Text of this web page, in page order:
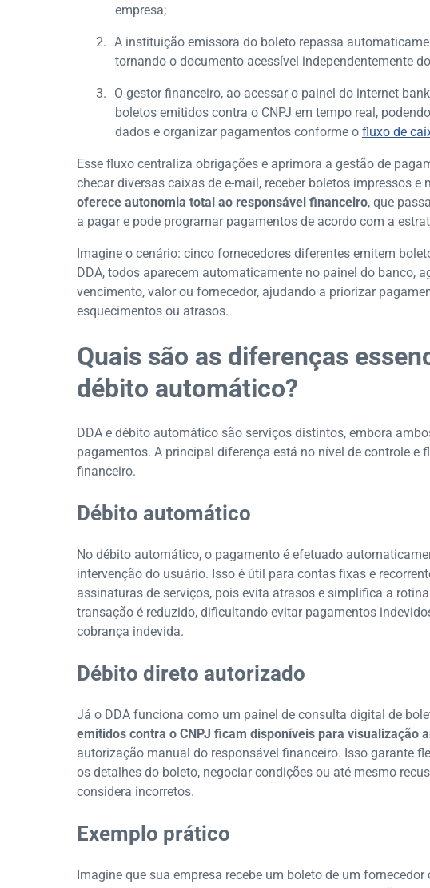
empresa;
2. A instituição emissora do boleto repassa
tornando o documento acessível independentemente
3.
O gestor financeiro, ao acessar o painel do internet
boletos emitidos contra o CNPJ em tempo real,
dados e organizar pagamentos conforme o fluxo de
Esse fluxo centraliza obrigações e aprimora a gestão de
checar diversas caixas de e-mail, receber boletos impressos e
oferece autonomia total ao responsável financeiro, que
a pagar e pode programar pagamentos de acordo com a
Imagine o cenário: cinco fornecedores diferentes emitem
DDA, todos aparecem automaticamente no painel do banco,
vencimento, valor ou fornecedor, ajudando a priorizar
esquecimentos ou atrasos.
Quais são as diferenças
débito automático?
DDA e débito automático são serviços distintos, embora
pagamentos. A principal diferença está no nível de controle e
financeiro.
Débito automático
No débito automático, o pagamento é efetuado
intervenção do usuário. Isso é útil para contas fixas e
assinaturas de serviços, pois evita atrasos e simplifica a
transação é reduzido, dificultando evitar pagamentos
cobrança indevida.
Débito direto autorizado
Já o DDA funciona como um painel de consulta digital de
emitidos contra o CNPJ ficam disponíveis para visualização
autorização manual do responsável financeiro. Isso garante
os detalhes do boleto, negociar condições ou até mesmo
considera incorretos.
Exemplo prático
Imagine que sua empresa recebe um boleto de um